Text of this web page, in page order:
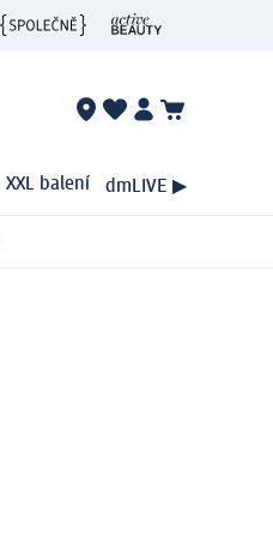
XXL balení dmLIVE ▶